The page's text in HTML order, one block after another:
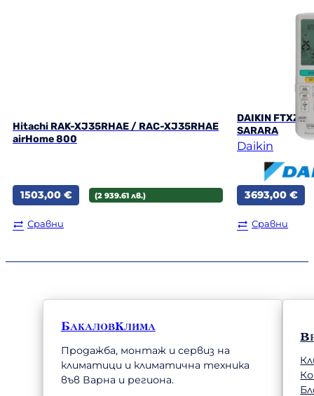
Hitachi RAK-XJ35RHAE / RAC-XJ35RHAE
airHome 800
1503,00 € (2 939.61 лв.)
Сравни
DAIKIN
SARARA
Daikin
3693,00 €
Сравни
БакаловКлима
Продажба, монтаж и сервиз на
климатици и климатична техника
във Варна и региона.